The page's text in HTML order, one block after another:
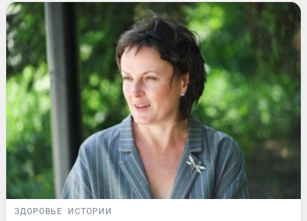
ЗДОРОВЬЕ ИСТОРИИ